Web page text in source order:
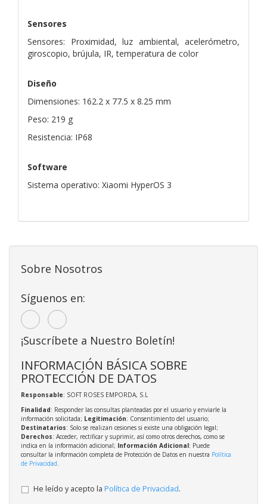
Sensores
Sensores: Proximidad, luz ambiental, acelerómetro,
giroscopio, brújula, IR, temperatura de color
Diseño
Dimensiones: 162.2 x 77.5 x 8.25 mm
Peso: 219 g
Resistencia: IP68
Software
Sistema operativo: Xiaomi HyperOS 3
Sobre Nosotros
Síguenos en:
¡Suscríbete a Nuestro Boletín!
INFORMACIÓN BÁSICA SOBRE
PROTECCIÓN DE DATOS
Responsable: SOFT ROSES EMPORDA, S.L
Finalidad: Responder las consultas planteadas por el usuario y enviarle la
información solicitada; Legitimación: Consentimiento del usuario;
Destinatarios: Solo se realizan cesiones si existe una obligación legal;
Derechos: Acceder, rectificar y suprimir, así como otros derechos, como se
indica en la información adicional; Información Adicional: Puede
consultar la información completa de Protección de Datos en nuestra Política
de Privacidad
He leído y acepto la Política de Privacidad.